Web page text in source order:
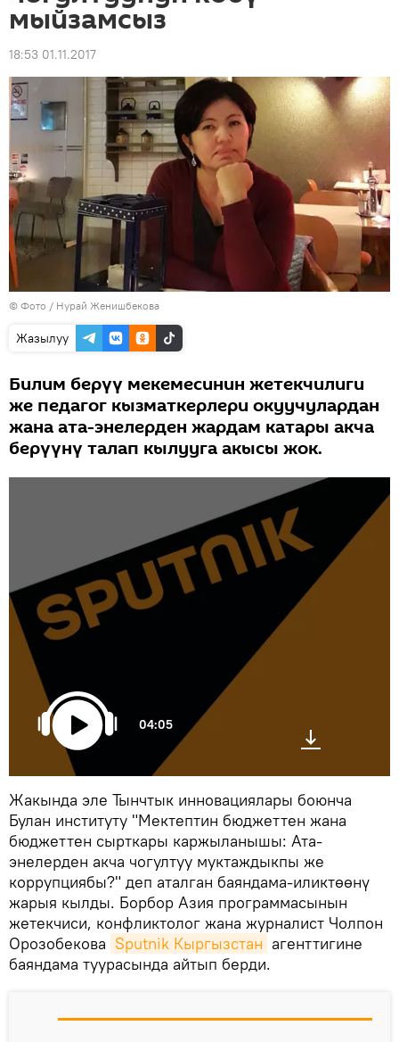
мыйзамсыз
18:53 01.11.2017
© Фото / Нурай Женишбекова
Жазылуу
Билим берүү мекемесинин жетекчилиги
же педагог кызматкерлери окуучулардан
жана ата-энелерден жардам катары акча
берүүнү талап кылууга акысы жок.
04:05
Жакында эле Тынчтык инновациялары боюнча
Булан институту "Мектептин бюджеттен жана
бюджеттен сырткары каржыланышы: Ата-
энелерден акча чогултуу муктаждыкпы же
коррупциябы?" деп аталган баяндама-иликтөөнү
жарыя кылды. Борбор Азия программасынын
жетекчиси, конфликтолог жана журналист Чолпон
Орозобекова Sputnik Кыргызстан агенттигине
баяндама туурасында айтып берди.